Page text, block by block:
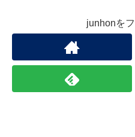
junhonを